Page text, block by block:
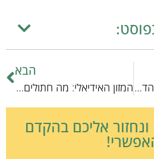
מומחה למרדף חתולים: הדרכה מקצועית להרחקת חתולים
הבא
המזון האידיאלי: מה חתולים אוכלים באמת?
אליכם בהקדם